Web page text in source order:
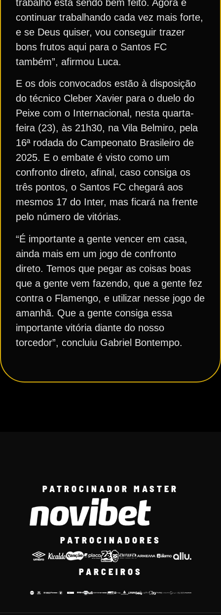
trabalho está sendo bem feito. Agora é
continuar trabalhando cada vez mais forte,
e se Deus quiser, vou conseguir trazer
bons frutos aqui para o Santos FC
também”, afirmou Luca.
E os dois convocados estão à disposição
do técnico Cleber Xavier para o duelo do
Peixe com o Internacional, nesta quarta-
feira (23), às 21h30, na Vila Belmiro, pela
16ª rodada do Campeonato Brasileiro de
2025. E o embate é visto como um
confronto direto, afinal, caso consiga os
três pontos, o Santos FC chegará aos
mesmos 17 do Inter, mas ficará na frente
pelo número de vitórias.
“É importante a gente vencer em casa,
ainda mais em um jogo de confronto
direto. Temos que pegar as coisas boas
que a gente vem fazendo, que a gente fez
contra o Flamengo, e utilizar nesse jogo de
amanhã. Que a gente consiga essa
importante vitória diante do nosso
torcedor”, concluiu Gabriel Bontempo.
PATROCINADOR MASTER
PATROCINADORES
PARCEIROS